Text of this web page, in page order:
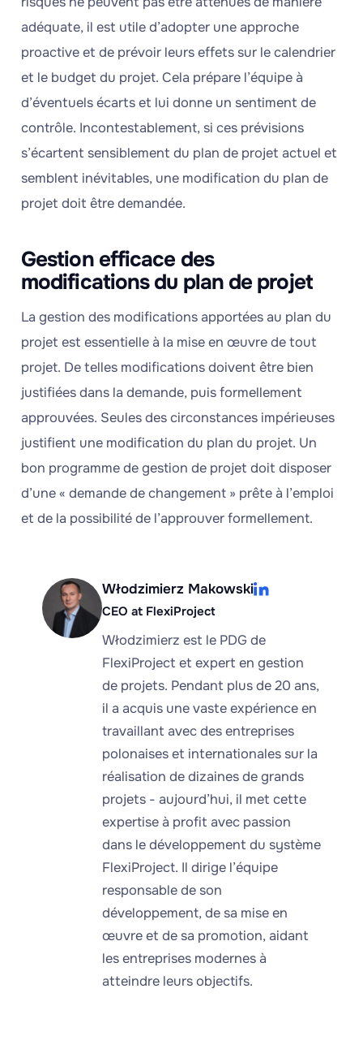
adéquate, il est utile d’adopter une approche
proactive et de prévoir leurs effets sur le calendrier
et le budget du projet. Cela prépare l’équipe à
d’éventuels écarts et lui donne un sentiment de
contrôle. Incontestablement, si ces prévisions
s’écartent sensiblement du plan de projet actuel et
semblent inévitables, une modification du plan de
projet doit être demandée.
Gestion efficace des
modifications du plan de projet
La gestion des modifications apportées au plan du
projet est essentielle à la mise en œuvre de tout
projet. De telles modifications doivent être bien
justifiées dans la demande, puis formellement
approuvées. Seules des circonstances impérieuses
justifient une modification du plan du projet. Un
bon programme de gestion de projet doit disposer
d’une « demande de changement » prête à l’emploi
et de la possibilité de l’approuver formellement.
Włodzimierz Makowski
CEO at FlexiProject
Włodzimierz est le PDG de
FlexiProject et expert en gestion
de projets. Pendant plus de 20 ans,
il a acquis une vaste expérience en
travaillant avec des entreprises
polonaises et internationales sur la
réalisation de dizaines de grands
projets - aujourd’hui, il met cette
expertise à profit avec passion
dans le développement du système
FlexiProject. Il dirige l’équipe
responsable de son
développement, de sa mise en
œuvre et de sa promotion, aidant
les entreprises modernes à
atteindre leurs objectifs.